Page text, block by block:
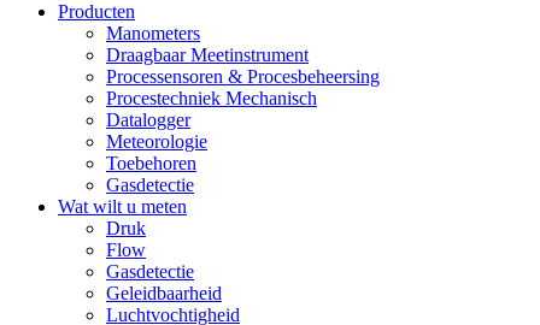
Producten
Manometers
Draagbaar Meetinstrument
Processensoren & Procesbeheersing
Procestechniek Mechanisch
Datalogger
Meteorologie
Toebehoren
Gasdetectie
Wat wilt u meten
Druk
Flow
Gasdetectie
Geleidbaarheid
Luchtvochtigheid